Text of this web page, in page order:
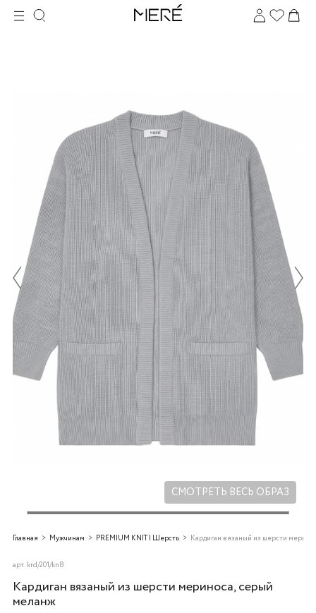
СМОТРЕТЬ ВЕСЬ ОБРАЗ
Главная Мужчинам PREMIUM KNIT | Шерсть Кардиган вязаный из шерсти
арт. krd/201/kn8
Кардиган вязаный из шерсти мериноса, серый
меланж
оплатуна части
без переплат
График платежей
Сегодня
25 %
Добавляйте товары
в корзину
Оплачивайте сегодня только
25% картой любого банка
выбранный способом
списываться с вашей карты
по